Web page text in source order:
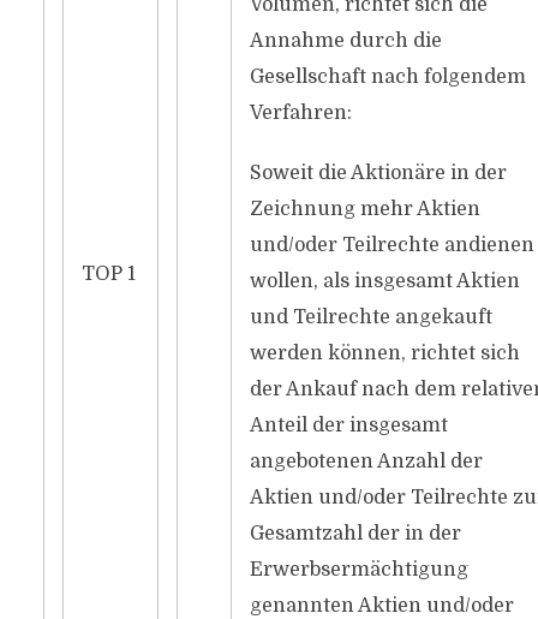
TOP 1
Volumen, richtet sich die
Annahme durch die
Gesellschaft nach folgendem
Verfahren:
Soweit die Aktionäre in der
Zeichnung mehr Aktien
und/oder Teilrechte andienen
wollen, als insgesamt Aktien
und Teilrechte angekauft
werden können, richtet sich
der Ankauf nach dem
Anteil der insgesamt
angebotenen Anzahl der
Aktien und/oder Teilrechte
Gesamtzahl der in der
Erwerbsermächtigung
genannten Aktien und/oder